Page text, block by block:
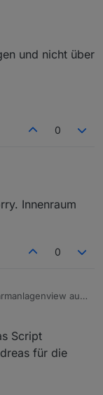
und nicht über
0
Innenraum
0
auf
suche-
bereitstellen?
2020, 10:52
Script
für die